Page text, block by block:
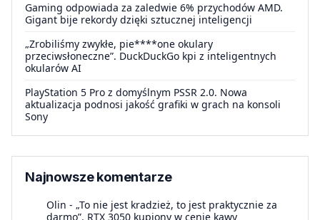
Gaming odpowiada za zaledwie 6% przychodów AMD.
Gigant bije rekordy dzięki sztucznej inteligencji
„Zrobiliśmy zwykłe, pie****one okulary
przeciwsłoneczne”. DuckDuckGo kpi z inteligentnych
okularów AI
PlayStation 5 Pro z domyślnym PSSR 2.0. Nowa
aktualizacja podnosi jakość grafiki w grach na konsoli
Sony
Najnowsze komentarze
Olin - „To nie jest kradzież, to jest praktycznie za
darmo”. RTX 3050 kupiony w cenie kawy